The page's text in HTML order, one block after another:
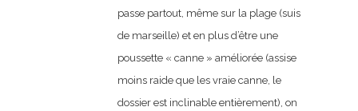
passe partout, même sur la plage (suis
de marseille) et en plus d’être une
poussette « canne » améliorée (assise
moins raide que les vraie canne, le
dossier est inclinable entièrement), on